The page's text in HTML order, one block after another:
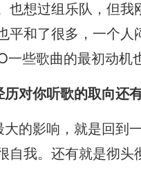
也想过组乐队，但
平和了很多，一个
些歌曲的最初动机
对你听歌的取向还
的影响，就是回到
我。还有就是彻头